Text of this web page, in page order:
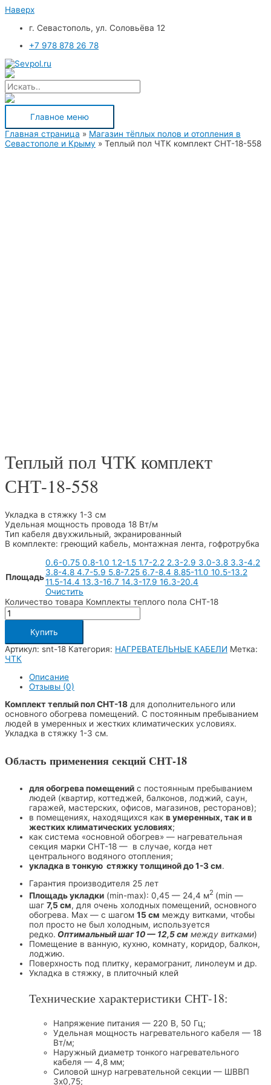
Наверх
г. Севастополь, ул. Соловьёва 12
+7 978 878 26 78
Главное меню
Главная страница » Магазин тёплых полов и отопления в
Севастополе и Крыму » Теплый пол ЧТК комплект СНТ-18-558
Теплый пол ЧТК комплект
СНТ-18-558
Укладка в стяжку 1-3 см
Удельная мощность провода 18 Вт/м
Тип кабеля двухжильный, экранированный
В комплекте: греющий кабель, монтажная лента, гофротрубка
Площадь
0.6-0.75 0.8-1.0 1.2-1.5 1.7-2.2 2.3-2.9 3.0-3.8 3.3-4.2
3.8-4.8 4.7-5.9 5.8-7.25 6.7-8.4 8.85-11.0 10.5-13.2
11.5-14.4 13.3-16.7 14.3-17.9 16.3-20.4
Очистить
Количество товара Комплекты теплого пола СНТ-18
Купить
Артикул: snt-18 Категория: НАГРЕВАТЕЛЬНЫЕ КАБЕЛИ Метка:
ЧТК
Описание
Отзывы (0)
Комплект теплый пол СНТ-18 для дополнительного или
основного обогрева помещений. С постоянным пребыванием
людей в умеренных и жестких климатических условиях.
Укладка в стяжку 1-3 см.
Область применения секций СНТ-18
для обогрева помещений с постоянным пребыванием
людей (квартир, коттеджей, балконов, лоджий, саун,
гаражей, мастерских, офисов, магазинов, ресторанов);
в помещениях, находящихся как в умеренных, так и в
жестких климатических условиях;
как система «основной обогрев» — нагревательная
секция марки СНТ-18 — в случае, когда нет
центрального водяного отопления;
укладка в тонкую стяжку толщиной до 1-3 см.
Гарантия производителя 25 лет
Площадь укладки (min-max): 0,45 — 24,4 м2 (min —
шаг 7,5 см, для очень холодных помещений, основного
обогрева. Max — с шагом 15 см между витками, чтобы
пол просто не был холодным, используется
редко. Оптимальный шаг 10 — 12,5 см между витками)
Помещение в ванную, кухню, комнату, коридор, балкон,
лоджию.
Поверхность под плитку, керамогранит, линолеум и др.
Укладка в стяжку, в плиточный клей
Технические характеристики СНТ-18:
Напряжение питания — 220 В, 50 Гц;
Удельная мощность нагревательного кабеля — 18
Вт/м;
Наружный диаметр тонкого нагревательного
кабеля — 4,8 мм;
Силовой шнур нагревательной секции — ШВВП
3х0,75;